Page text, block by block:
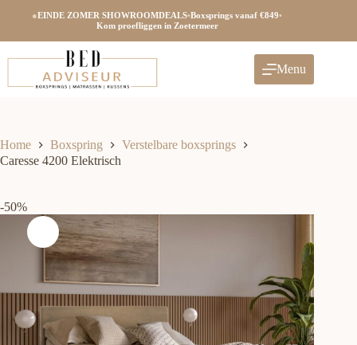
●EINDE ZOMER SHOWROOMDEALS•Boxsprings vanaf €849•
Kom proefliggen in Zoetermeer
Menu
Home Boxspring
Verstelbare boxsprings
Caresse 4200 Elektrisch
-50%